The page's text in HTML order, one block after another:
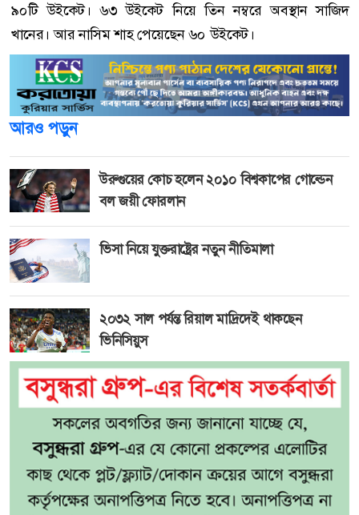
৯০টি উইকেট। ৬৩ উইকেট নিয়ে তিন নম্বরে অবস্থান সাজিদ
খানের। আর নাসিম শাহ পেয়েছেন ৬০ উইকেট।
আরও পড়ুন
উরুগুয়ের কোচ হলেন ২০১০ বিশ্বকাপের গোল্ডেন
বল জয়ী ফোরলান
ভিসা নিয়ে যুক্তরাষ্ট্রের নতুন নীতিমালা
২০৩২ সাল পর্যন্ত রিয়াল মাদ্রিদেই থাকছেন
ভিনিসিয়ুস